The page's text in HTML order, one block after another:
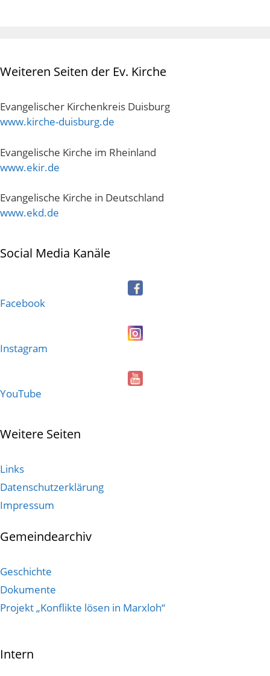
Weiteren Seiten der Ev. Kirche
Evangelischer Kirchenkreis Duisburg
www.kirche-duisburg.de
Evangelische Kirche im Rheinland
www.ekir.de
Evangelische Kirche in Deutschland
www.ekd.de
Social Media Kanäle
Facebook
Instagram
YouTube
Weitere Seiten
Links
Datenschutzerklärung
Impressum
Gemeindearchiv
Geschichte
Dokumente
Projekt „Konflikte lösen in Marxloh“
Intern